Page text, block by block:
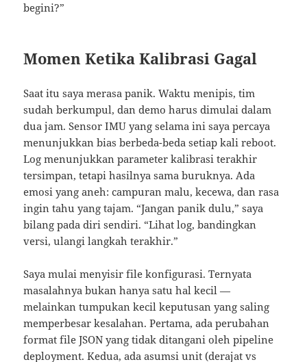
begini?”
Momen Ketika Kalibrasi Gagal
Saat itu saya merasa panik. Waktu menipis, tim
sudah berkumpul, dan demo harus dimulai dalam
dua jam. Sensor IMU yang selama ini saya percaya
menunjukkan bias berbeda-beda setiap kali reboot.
Log menunjukkan parameter kalibrasi terakhir
tersimpan, tetapi hasilnya sama buruknya. Ada
emosi yang aneh: campuran malu, kecewa, dan rasa
ingin tahu yang tajam. “Jangan panik dulu,” saya
bilang pada diri sendiri. “Lihat log, bandingkan
versi, ulangi langkah terakhir.”
Saya mulai menyisir file konfigurasi. Ternyata
masalahnya bukan hanya satu hal kecil —
melainkan tumpukan kecil keputusan yang saling
memperbesar kesalahan. Pertama, ada perubahan
format file JSON yang tidak ditangani oleh pipeline
deployment. Kedua, ada asumsi unit (derajat vs